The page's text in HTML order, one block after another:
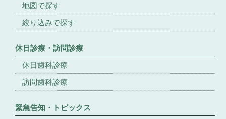
地図で探す
絞り込みで探す
休日診療・訪問診療
休日歯科診療
訪問歯科診療
緊急告知・トピックス